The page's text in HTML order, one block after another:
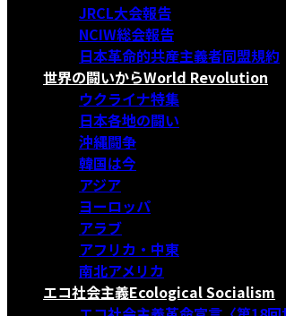
JRCL大会報告
NCIW総会報告
日本革命的共産主義者同盟規約
世界の闘いからWorld Revolution
ウクライナ特集
日本各地の闘い
沖縄闘争
韓国は今
アジア
ヨーロッパ
アラブ
アフリカ・中東
南北アメリカ
エコ社会主義Ecological Socialism